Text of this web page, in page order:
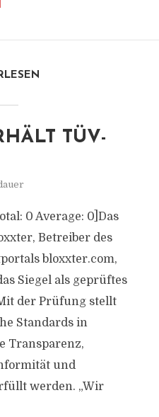
TÜV-
0 Average: 0]Das
Betreiber des
bloxxter.com,
Siegel als geprüftes
der Prüfung stellt
Standards in
Transparenz,
und
werden. „Wir